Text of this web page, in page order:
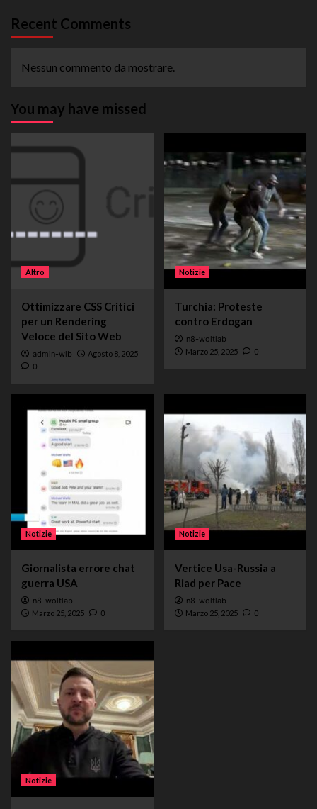
Recent Comments
Nessun commento da mostrare.
You may have missed
Altro
Ottimizzare CSS Critici
per un Rendering
Veloce del Sito Web
admin-wlb Agosto 8, 2025
0
Notizie
Turchia: Proteste
contro Erdogan
n8-woltlab
Marzo 25, 2025 0
Notizie
Giornalista errore chat
guerra USA
n8-woltlab
Marzo 25, 2025 0
Notizie
Vertice Usa-Russia a
Riad per Pace
n8-woltlab
Marzo 25, 2025 0
Notizie